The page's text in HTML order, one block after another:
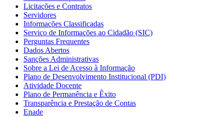
Licitações e Contratos
Servidores
Informações Classificadas
Serviço de Informações ao Cidadão (SIC)
Perguntas Frequentes
Dados Abertos
Sanções Administrativas
Sobre a Lei de Acesso à Informação
Plano de Desenvolvimento Institucional (PDI)
Atividade Docente
Plano de Permanência e Êxito
Transparência e Prestação de Contas
Enade